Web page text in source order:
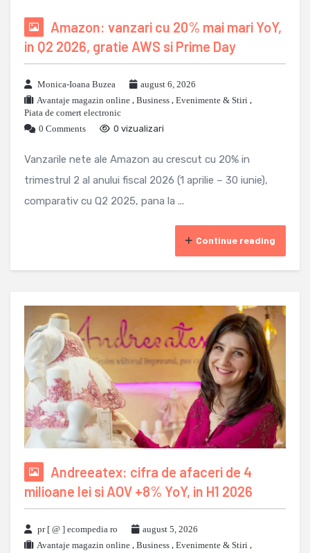
Amazon: vanzari cu 20% mai mari YoY,
in Q2 2026, gratie AWS si Prime Day
Monica-Ioana Buzea
august 6, 2026
Avantaje magazin online , Business , Evenimente & Stiri ,
Piata de comert electronic
0 Comments
0 vizualizari
Vanzarile nete ale Amazon au crescut cu 20% in
trimestrul 2 al anului fiscal 2026 (1 aprilie – 30 iunie),
comparativ cu Q2 2025, pana la ...
Continue reading
Andreeatex: cifra de afaceri de 4
milioane lei si AOV +8% YoY, in H1 2026
pr [ @ ] ecompedia ro
august 5, 2026
Avantaje magazin online , Business , Evenimente & Stiri ,